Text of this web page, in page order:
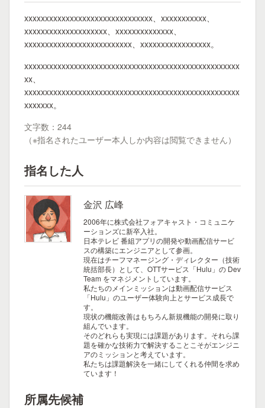
xxxxxxxxxxxxxxxxxxxxxxxxxxxxxxx、xxxxxxxxxxx、
xxxxxxxxxxxxxxxxxxxx、xxxxxxxxxxxxxx、
xxxxxxxxxxxxxxxxxxxxxxxxxx、xxxxxxxxxxxxxxxxx。
xxxxxxxxxxxxxxxxxxxxxxxxxxxxxxxxxxxxxxxxxxxxxxxxxxxx
xx、
xxxxxxxxxxxxxxxxxxxxxxxxxxxxxxxxxxxxxxxxxxxxxxxxxxxx
xxxxxxx。
文字数：244
（※指名されたユーザー本人しか内容は閲覧できません）
指名した人
金沢 広峰
2006年に株式会社フォアキャスト・コミュニケ
ーションズに新卒入社。
日本テレビ 番組アプリの開発や動画配信サービ
スの構築にエンジニアとして参画。
現在はチーフマネージング・ディレクター（技術
統括部長）として、OTTサービス「Hulu」の Dev
Team をマネジメントしています。
私たちのメインミッションは動画配信サービス
「Hulu」のユーザー体験向上とサービス成長で
す。
現状の機能改善はもちろん新規機能の開発に取り
組んでいます。
そのどれらも実現には課題があります。それら課
題を確かな技術力で解決することこそがエンジニ
アのミッションと考えています。
私たちは課題解決を一緒にしてくれる仲間を求め
ています！
所属先候補